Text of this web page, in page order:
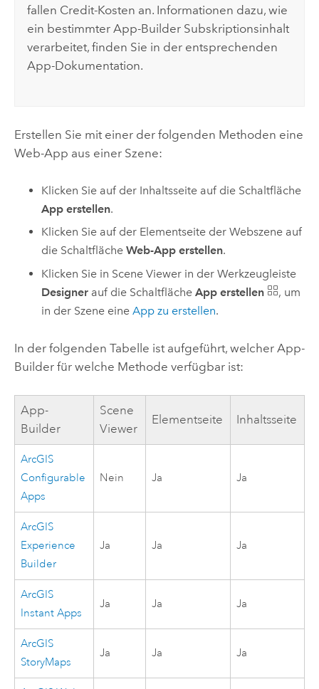
fallen Credit-Kosten an. Informationen dazu, wie
ein bestimmter App-Builder Subskriptionsinhalt
verarbeitet, finden Sie in der entsprechenden
App-Dokumentation.
Erstellen Sie mit einer der folgenden Methoden eine
Web-App aus einer Szene:
Klicken Sie auf der Inhaltsseite auf die Schaltfläche
App erstellen.
Klicken Sie auf der Elementseite der Webszene auf
die SchaltflächeWeb-App erstellen.
Klicken Sie in Scene Viewer in der Werkzeugleiste
Designer auf die SchaltflächeApp erstellen
, um
in der Szene eineApp zu erstellen.
In der folgenden Tabelle ist aufgeführt, welcher App-
Builder für welche Methode verfügbar ist:
App-
Builder
Scene
Viewer
Elementseite Inhaltsseite
ArcGIS
Configurable
Apps
Nein Ja Ja
ArcGIS
Experience
Builder
Ja Ja Ja
ArcGIS
Instant Apps
Ja Ja Ja
ArcGIS
StoryMaps
Ja Ja Ja